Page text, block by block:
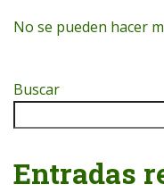
No se pueden hacer
Buscar
Entradas